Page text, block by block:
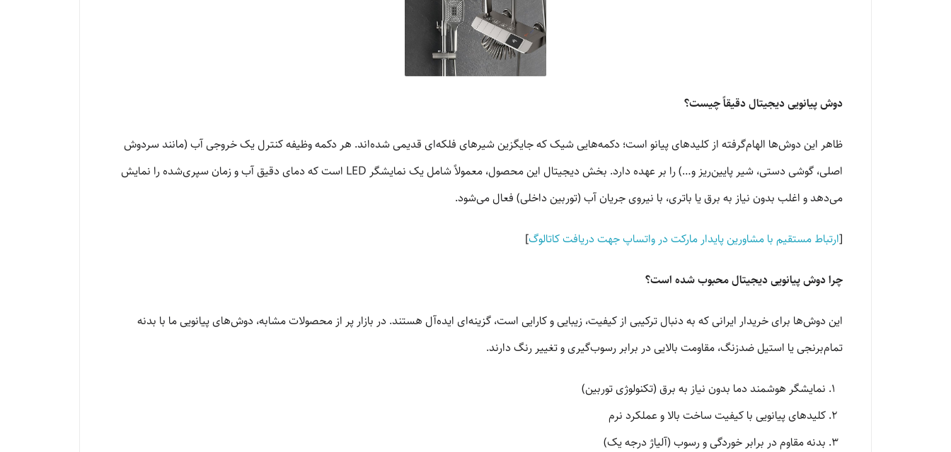
دوش پیانویی دیجیتال دقیقاً چیست؟
ظاهر این دوش‌ها الهام‌گرفته از کلیدهای پیانو است؛ دکمه‌هایی شیک که جایگزین شیرهای فلکه‌ای قدیمی شده‌اند. هر دکمه وظیفه کنترل یک خروجی آب (مانند سردوش
اصلی، گوشی دستی، شیر پایین‌ریز و…) را بر عهده دارد. بخش دیجیتال این محصول، معمولاً شامل یک نمایشگر LED است که دمای دقیق آب و زمان سپری‌شده را نمایش
می‌دهد و اغلب بدون نیاز به برق یا باتری، با نیروی جریان آب (توربین داخلی) فعال می‌شود.
[ارتباط مستقیم با مشاورین پایدار مارکت در واتساپ جهت دریافت کاتالوگ]
چرا دوش پیانویی دیجیتال محبوب شده است؟
این دوش‌ها برای خریدار ایرانی که به دنبال ترکیبی از کیفیت، زیبایی و کارایی است، گزینه‌ای ایده‌آل هستند. در بازار پر از محصولات مشابه، دوش‌های پیانویی ما با بدنه
تمام‌برنجی یا استیل ضدزنگ، مقاومت بالایی در برابر رسوب‌گیری و تغییر رنگ دارند.
نمایشگر هوشمند دما بدون نیاز به برق (تکنولوژی توربین)
کلیدهای پیانویی با کیفیت ساخت بالا و عملکرد نرم
بدنه‌ مقاوم در برابر خوردگی و رسوب (آلیاژ درجه یک)